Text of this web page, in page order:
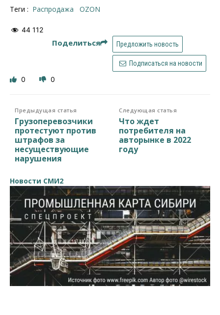
Теги : распродажа OZON
44 112
Поделиться Предложить новость
Подписаться на новости
0 0
Предыдущая статья
Грузоперевозчики
протестуют против
штрафов за
несуществующие
нарушения
Следующая статья
Что ждет
потребителя на
авторынке в 2022
году
Новости СМИ2